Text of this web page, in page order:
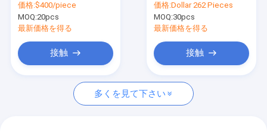
ニュース
場合
OEMワイヤー馬具
Truck Wiring Harness
価格:$400/piece
MOQ:20pcs
最新価格を得る
接触
ハーネス
価格:Dollar 262 Pieces
MOQ:30pcs
最新価格を得る
接触
多くを見て下さい